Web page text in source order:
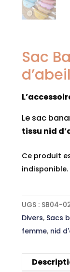
Sac
Le sac
tissu nid
Ce produit
indisponible.
UGS : SB04-
Divers, Sacs
femme, nid